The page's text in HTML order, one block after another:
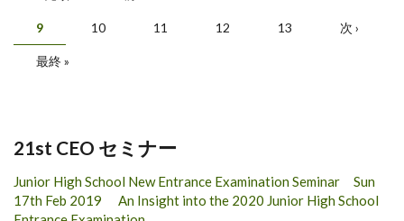
9 10 11 12 13 次 ›
最終 »
21st CEO セミナー
Junior High School New Entrance Examination Seminar Sun
17th Feb 2019 An Insight into the 2020 Junior High School